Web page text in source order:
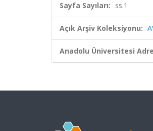
Sayfa Sayıları: ss.1
Açık Arşiv Koleksiyonu:
Anadolu Üniversitesi